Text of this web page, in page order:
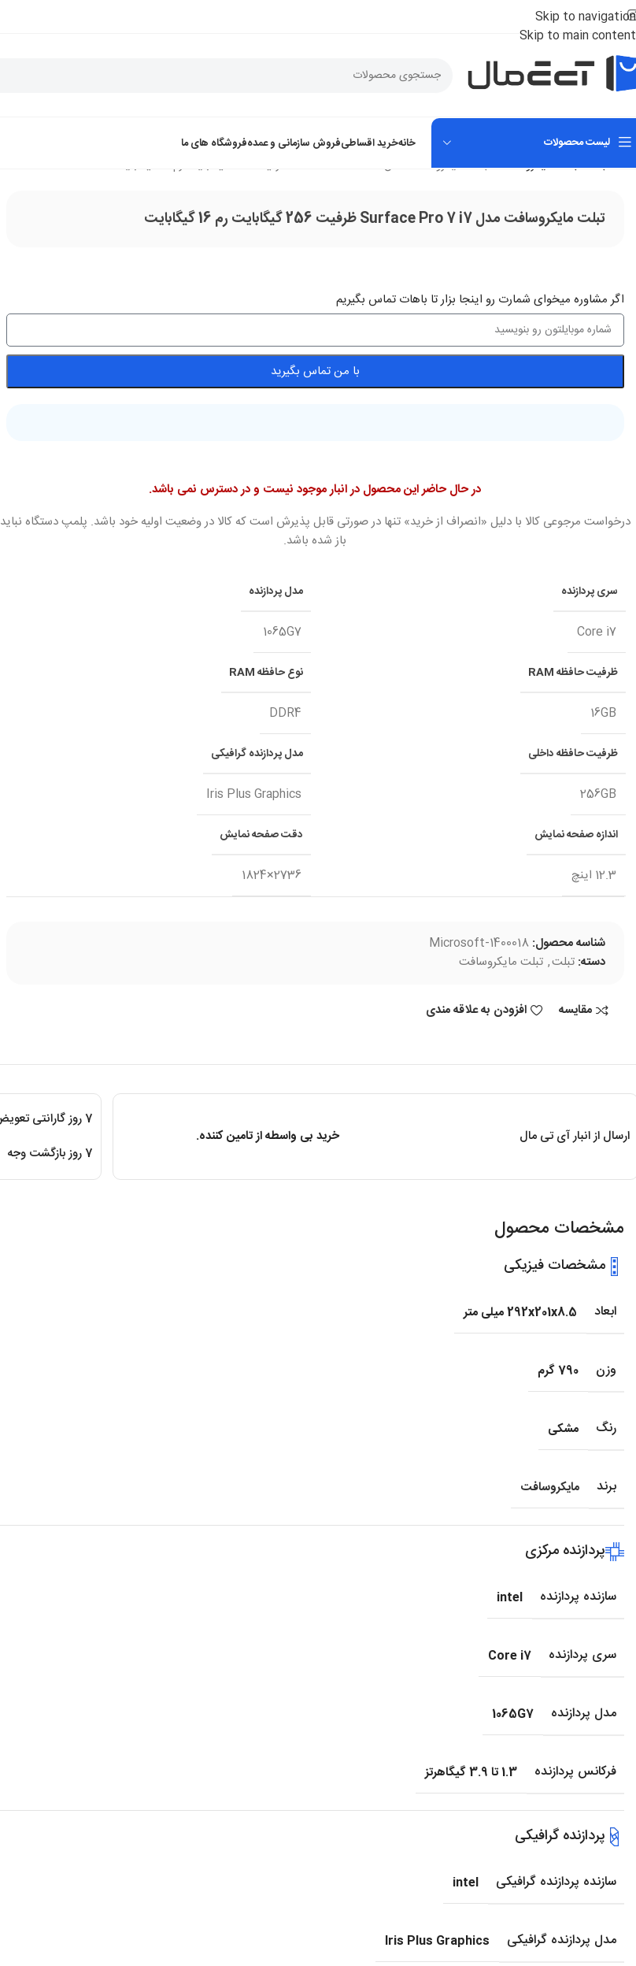
Skip to navigation
Skip to main content
لیست محصولات خانهخرید اقساطیفروش سازمانی و عمدهفروشگاه های ما
خانه تبلت تبلت مایکروسافت تبلت مایکروسافت مدل Surface Pro 7 i7 ظرفیت 256 گیگابایت رم 16 گیگابایت
تبلت مایکروسافت مدل Surface Pro 7 i7 ظرفیت 256 گیگابایت رم 16 گیگابایت
اگر‌ مشاوره میخوای شمارت رو اینجا بزار تا باهات تماس بگیریم
با من تماس بگیرید
در حال حاضر این محصول در انبار موجود نیست و در دسترس نمی باشد.
درخواست مرجوعی کالا با دلیل «انصراف از خرید» تنها در صورتی قابل پذیرش است که کالا در وضعیت اولیه خود باشد. پلمپ دستگاه نباید
باز شده باشد.
سری پردازنده
Core i7
مدل پردازنده
1065G7
ظرفیت حافظه RAM
16GB
نوع حافظه RAM
DDR4
ظرفیت حافظه داخلی
256GB
مدل پردازنده گرافیکی
Iris Plus Graphics
اندازه صفحه نمایش
12.3 اینچ
دقت صفحه نمایش
2736×1824
شناسه محصول: Microsoft-1400018
دسته: تبلت, تبلت مایکروسافت
مقایسه افزودن به علاقه مندی
ارسال از انبار آی تی مال خرید بی واسطه از تامین کننده.
7 روز گارانتی تعویض
7 روز بازگشت وجه
مشخصات محصول
مشخصات فیزیکی
ابعاد 292x201x8.5 میلی متر
وزن 790 گرم
رنگ مشکی
برند مایکروسافت
پردازنده مرکزی
سازنده پردازنده intel
سری پردازنده Core i7
مدل پردازنده 1065G7
فرکانس پردازنده 1.3 تا 3.9 گیگاهرتز
پردازنده گرافیکی
سازنده پردازنده گرافیکی intel
مدل پردازنده گرافیکی Iris Plus Graphics